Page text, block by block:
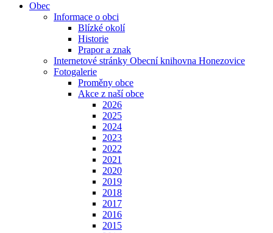
Obec
Informace o obci
Blízké okolí
Historie
Prapor a znak
Internetové stránky Obecní knihovna Honezovice
Fotogalerie
Proměny obce
Akce z naší obce
2026
2025
2024
2023
2022
2021
2020
2019
2018
2017
2016
2015